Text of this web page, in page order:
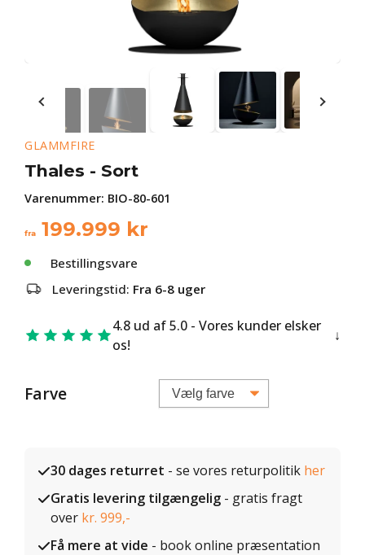
GLAMMFIRE
Thales - Sort
Varenummer: BIO-80-601
fra 199.999 kr
Bestillingsvare
Leveringstid: Fra 6-8 uger
4.8 ud af 5.0 - Vores kunder elsker
os!
Farve
30 dages returret - se vores returpolitik her
Gratis levering tilgængelig - gratis fragt
over kr. 999,-
Få mere at vide - book online præsentation